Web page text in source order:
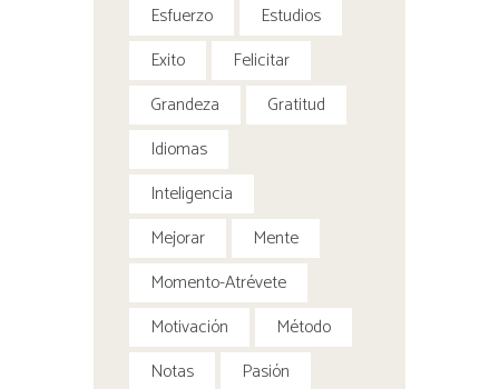
Esfuerzo
Estudios
Exito
Felicitar
Grandeza
Gratitud
Idiomas
Inteligencia
Mejorar
Mente
Momento-Atrévete
Motivación
Método
Notas
Pasión